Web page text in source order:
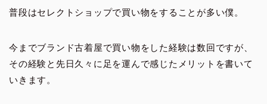
普段はセレクトショップで買い物をすることが多い僕。
今までブランド古着屋で買い物をした経験は数回ですが、
その経験と先日久々に足を運んで感じたメリットを書いて
いきます。